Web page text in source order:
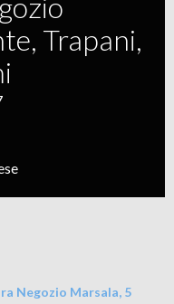
Trapani,
Negozio Marsala, 5